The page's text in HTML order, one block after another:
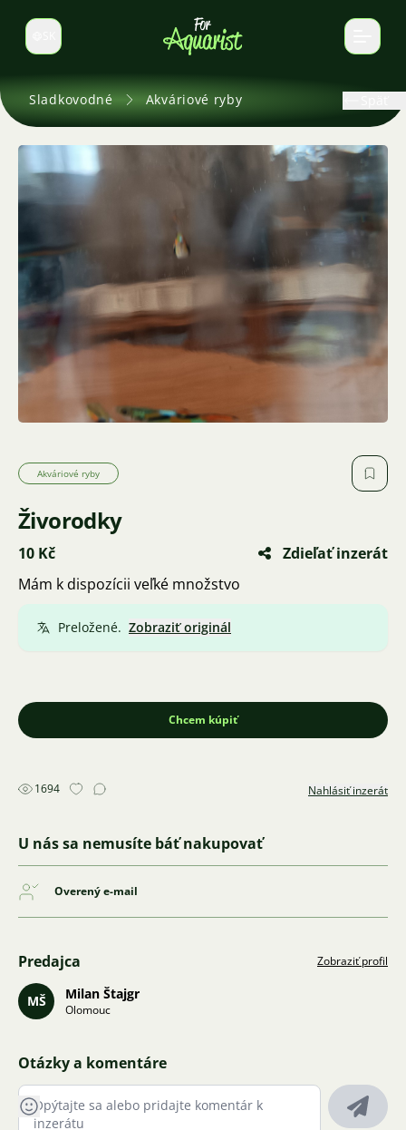
Prepnúť jazyk
Sladkovodné Akváriové ryby
Akváriové ryby
Živorodky
10 Kč
Zdieľať inzerát
Mám k dispozícii veľké množstvo
Preložené. Zobraziť originál
Chcem kúpiť
1694 Nahlásiť inzerát
U nás sa nemusíte báť nakupovať
Overený e-mail
Predajca Zobraziť profil
MŠ Milan Štajgr
Olomouc
Otázky a komentáre